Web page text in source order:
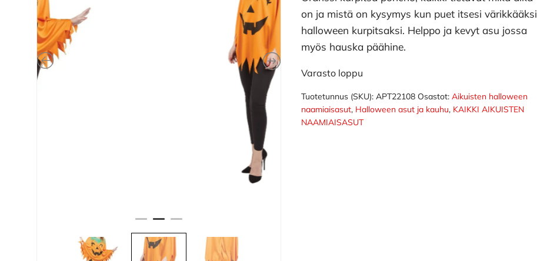
on ja mistä on kysymys kun puet itsesi värikkääksi
halloween kurpitsaksi. Helppo ja kevyt asu jossa
myös hauska päähine.
Varasto loppu
Tuotetunnus (SKU):APT22108 Osastot:Aikuisten halloween
naamiaisasut, Halloween asut ja kauhu, KAIKKI AIKUISTEN
NAAMIAISASUT